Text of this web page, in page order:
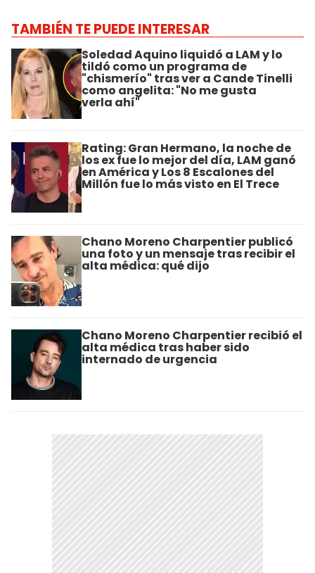
TAMBIÉN TE PUEDE INTERESAR
Soledad Aquino liquidó a LAM y lo
tildó como un programa de
"chismerío" tras ver a Cande Tinelli
como angelita: "No me gusta
verla ahí"
Rating: Gran Hermano, la noche de
los ex fue lo mejor del día, LAM ganó
en América y Los 8 Escalones del
Millón fue lo más visto en El Trece
Chano Moreno Charpentier publicó
una foto y un mensaje tras recibir el
alta médica: qué dijo
Chano Moreno Charpentier recibió el
alta médica tras haber sido
internado de urgencia